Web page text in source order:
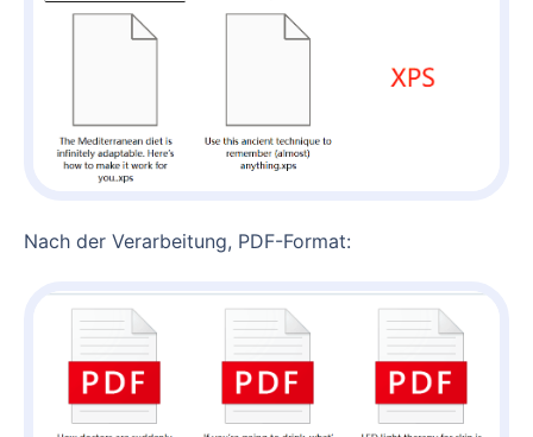
Nach der Verarbeitung, PDF-Format: